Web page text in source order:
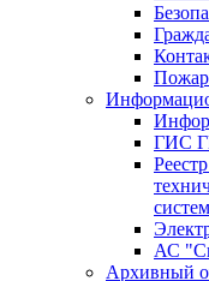
ГИС
систем
АС
Архивный